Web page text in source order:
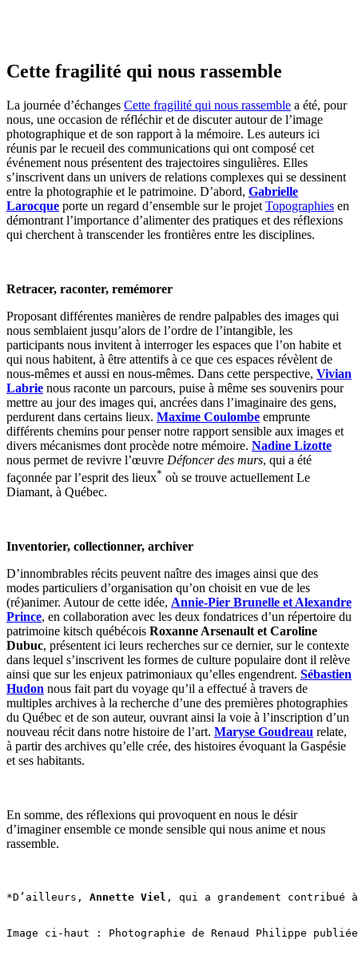
Cette fragilité qui nous rassemble
La journée d’échanges Cette fragilité qui nous rassemble a été, pour
nous, une occasion de réfléchir et de discuter autour de l’image
photographique et de son rapport à la mémoire. Les auteurs ici
réunis par le recueil des communications qui ont composé cet
événement nous présentent des trajectoires singulières. Elles
s’inscrivent dans un univers de relations complexes qui se dessinent
entre la photographie et le patrimoine. D’abord, Gabrielle
Larocque porte un regard d’ensemble sur le projet Topographies en
démontrant l’importance d’alimenter des pratiques et des réflexions
qui cherchent à transcender les frontières entre les disciplines.
Retracer, raconter, remémorer
Proposant différentes manières de rendre palpables des images qui
nous semblaient jusqu’alors de l’ordre de l’intangible, les
participants nous invitent à interroger les espaces que l’on habite et
qui nous habitent, à être attentifs à ce que ces espaces révèlent de
nous-mêmes et aussi en nous-mêmes. Dans cette perspective, Vivian
Labrie nous raconte un parcours, puise à même ses souvenirs pour
mettre au jour des images qui, ancrées dans l’imaginaire des gens,
perdurent dans certains lieux. Maxime Coulombe emprunte
différents chemins pour penser notre rapport sensible aux images et
divers mécanismes dont procède notre mémoire. Nadine Lizotte
nous permet de revivre l’œuvre Défoncer des murs, qui a été
façonnée par l’esprit des lieux* où se trouve actuellement Le
Diamant, à Québec.
Inventorier, collectionner, archiver
D’innombrables récits peuvent naître des images ainsi que des
modes particuliers d’organisation qu’on choisit en vue de les
(ré)animer. Autour de cette idée, Annie-Pier Brunelle et Alexandre
Prince, en collaboration avec les deux fondatrices d’un répertoire du
patrimoine kitsch québécois Roxanne Arsenault et Caroline
Dubuc, présentent ici leurs recherches sur ce dernier, sur le contexte
dans lequel s’inscrivent les formes de culture populaire dont il relève
ainsi que sur les enjeux patrimoniaux qu’elles engendrent. Sébastien
Hudon nous fait part du voyage qu’il a effectué à travers de
multiples archives à la recherche d’une des premières photographies
du Québec et de son auteur, ouvrant ainsi la voie à l’inscription d’un
nouveau récit dans notre histoire de l’art. Maryse Goudreau relate,
à partir des archives qu’elle crée, des histoires évoquant la Gaspésie
et ses habitants.
En somme, des réflexions qui provoquent en nous le désir
d’imaginer ensemble ce monde sensible qui nous anime et nous
rassemble.
*D’ailleurs, Annette Viel , qui a grandement contribué
Image ci-haut : Photographie de Renaud Philippe